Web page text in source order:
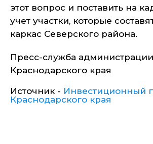
этот вопрос и поставить на
учет участки, которые
каркас Северского района.
Пресс-служба администрации
Краснодарского края
Источник - Инвестиционный
Краснодарского края